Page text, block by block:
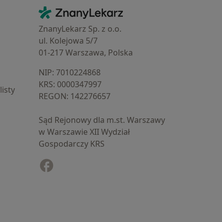
Kontakt
ZnanyLekarz - Strona główna
ZnanyLekarz Sp. z o.o.
ul. Kolejowa 5/7
01-217 Warszawa, Polska
NIP: ⁠7010224868
KRS: ⁠0000347997
REGON: ⁠142276657
Sąd Rejonowy dla m.st. Warszawy
w Warszawie XII Wydział
Gospodarczy KRS